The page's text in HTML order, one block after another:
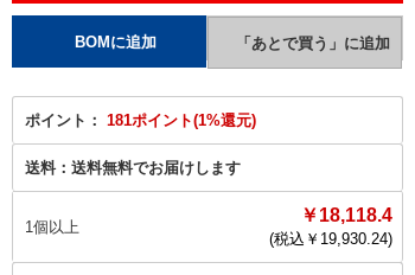
ポイント： 181ポイント(1%還元)
送料： 送料無料でお届けします
1個以上
￥18,118.4
(税込￥ 19,930.24)